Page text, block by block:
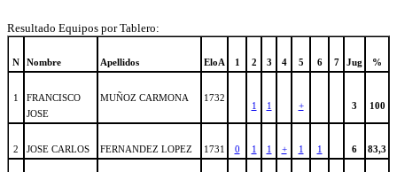
Resultado Equipos por Tablero:
N Nombre Apellidos EloA 1 2 3 4 5 6 7 Jug %
1
FRANCISCO
JOSE
MUÑOZ CARMONA
1732
1
1 + 3 100
2 JOSE CARLOS FERNANDEZ LOPEZ 1731 0 1 1 + 1 1 6 83,3